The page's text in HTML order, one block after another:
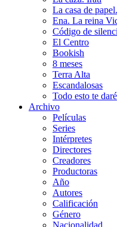
La casa de
Ena. La reina
Código de
El Centro
Bookish
8 meses
Terra Alta
Escandalosas
Todo esto te daré
Archivo
Películas
Series
Intérpretes
Directores
Creadores
Productoras
Año
Autores
Calificación
Género